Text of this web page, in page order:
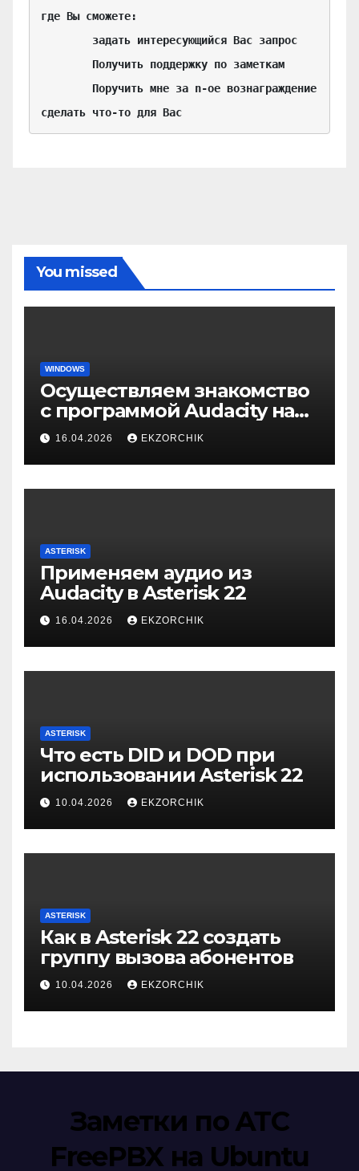
где Вы сможете:
сделать что-то для Вас
You missed
WINDOWS
Осуществляем знакомство
с программой Audacity на
Windows 10
16.04.2026 EKZORCHIK
ASTERISK
Применяем аудио из
Audacity в Asterisk 22
16.04.2026 EKZORCHIK
ASTERISK
Что есть DID и DOD при
использовании Asterisk 22
10.04.2026 EKZORCHIK
ASTERISK
Как в Asterisk 22 создать
группу вызова абонентов
10.04.2026 EKZORCHIK
Заметки по АТС
FreePBX на Ubuntu